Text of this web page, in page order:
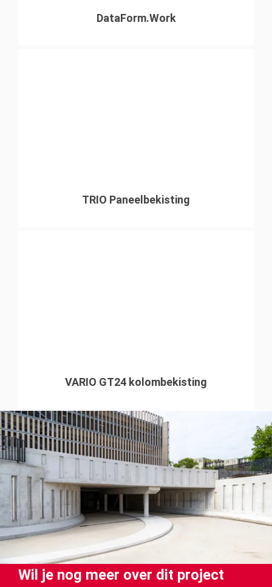
DataForm.Work
TRIO Paneelbekisting
VARIO GT24 kolombekisting
Wil je nog meer over dit project